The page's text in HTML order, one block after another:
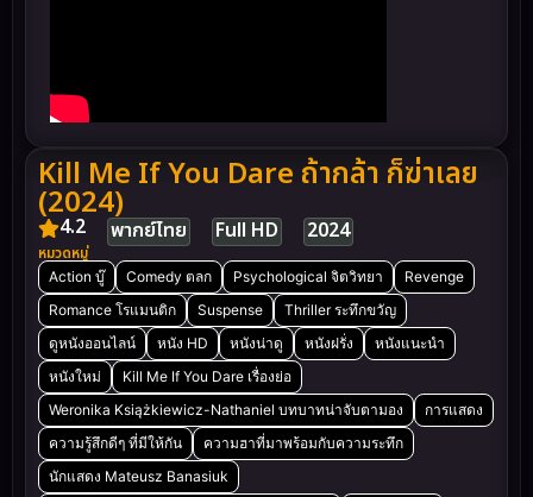
Kill Me If You Dare ถ้ากล้า ก็ฆ่าเลย
(2024)
4.2 พากย์ไทย Full HD 2024
หมวดหมู่
Action บู๊ Comedy ตลก Psychological จิตวิทยา
Revenge
Romance โรแมนติก
Suspense
Thriller ระทึกขวัญ
ดูหนังออนไลน์
หนัง HD หนังน่าดู หนังฝรั่ง
หนังแนะนำ
หนังใหม่
Kill Me If You Dare เรื่องย่อ
Weronika Książkiewicz-Nathaniel บทบาทน่าจับตามอง
การแสดง
ความรู้สึกดีๆ ที่มีให้กัน
ความฮาที่มาพร้อมกับความระทึก
นักแสดง Mateusz Banasiuk